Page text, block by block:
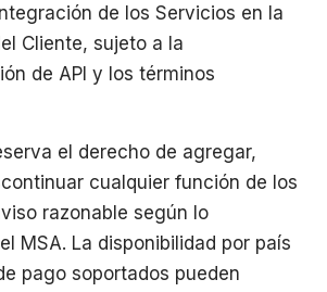
de los Servicios en la
Cliente, sujeto a la
de API y los términos
el derecho de agregar,
cualquier función de los
razonable según lo
MSA. La disponibilidad por país
pago soportados pueden